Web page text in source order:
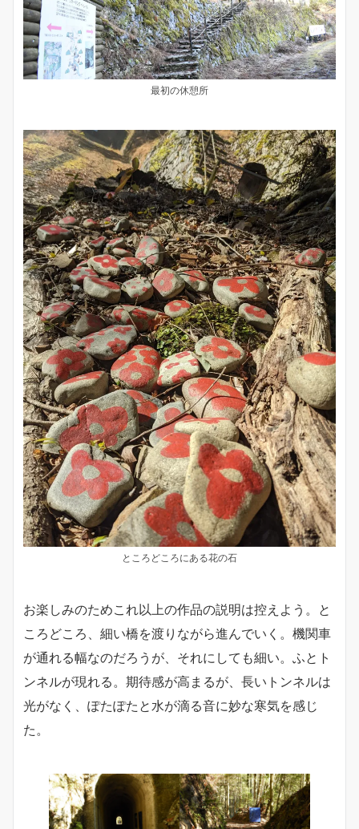
最初の休憩所
ところどころにある花の石
お楽しみのためこれ以上の作品の説明は控えよう。と
ころどころ、細い橋を渡りながら進んでいく。機関車
が通れる幅なのだろうが、それにしても細い。ふとト
ンネルが現れる。期待感が高まるが、長いトンネルは
光がなく、ぽたぽたと水が滴る音に妙な寒気を感じ
た。